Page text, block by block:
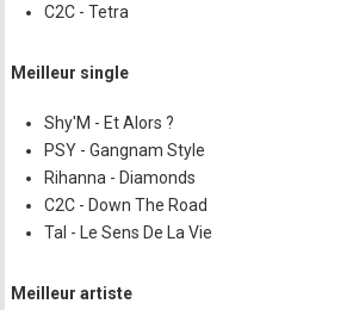
C2C - Tetra
Meilleur single
Shy'M - Et Alors ?
PSY - Gangnam Style
Rihanna - Diamonds
C2C - Down The Road
Tal - Le Sens De La Vie
Meilleur artiste